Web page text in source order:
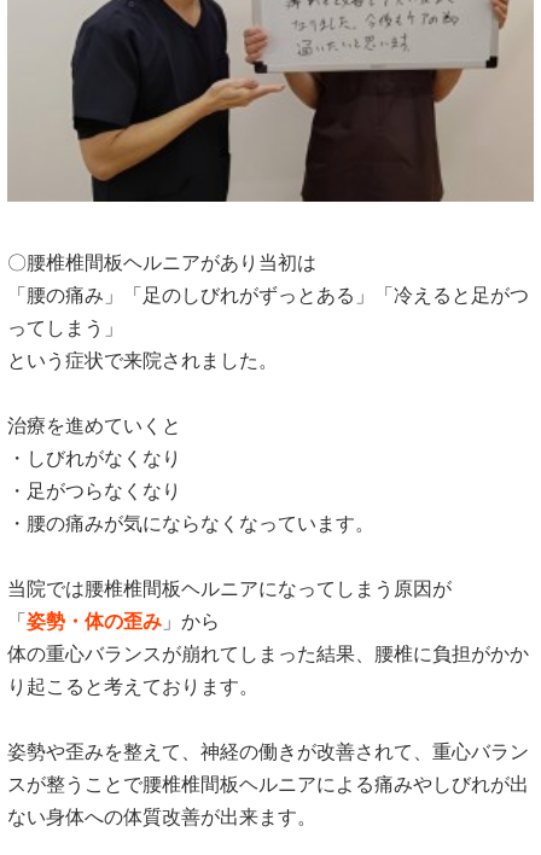
〇腰椎椎間板ヘルニアがあり当初は
「腰の痛み」「足のしびれがずっとある」「冷えると足がつ
ってしまう」
という症状で来院されました。
治療を進めていくと
・しびれがなくなり
・足がつらなくなり
・腰の痛みが気にならなくなっています。
当院では腰椎椎間板ヘルニアになってしまう原因が
「 姿勢・体の歪み 」から
体の重心バランスが崩れてしまった結果、腰椎に負担がかか
り起こると考えております。
姿勢や歪みを整えて、神経の働きが改善されて、重心バラン
スが整うことで腰椎椎間板ヘルニアによる痛みやしびれが出
ない身体への体質改善が出来ます。